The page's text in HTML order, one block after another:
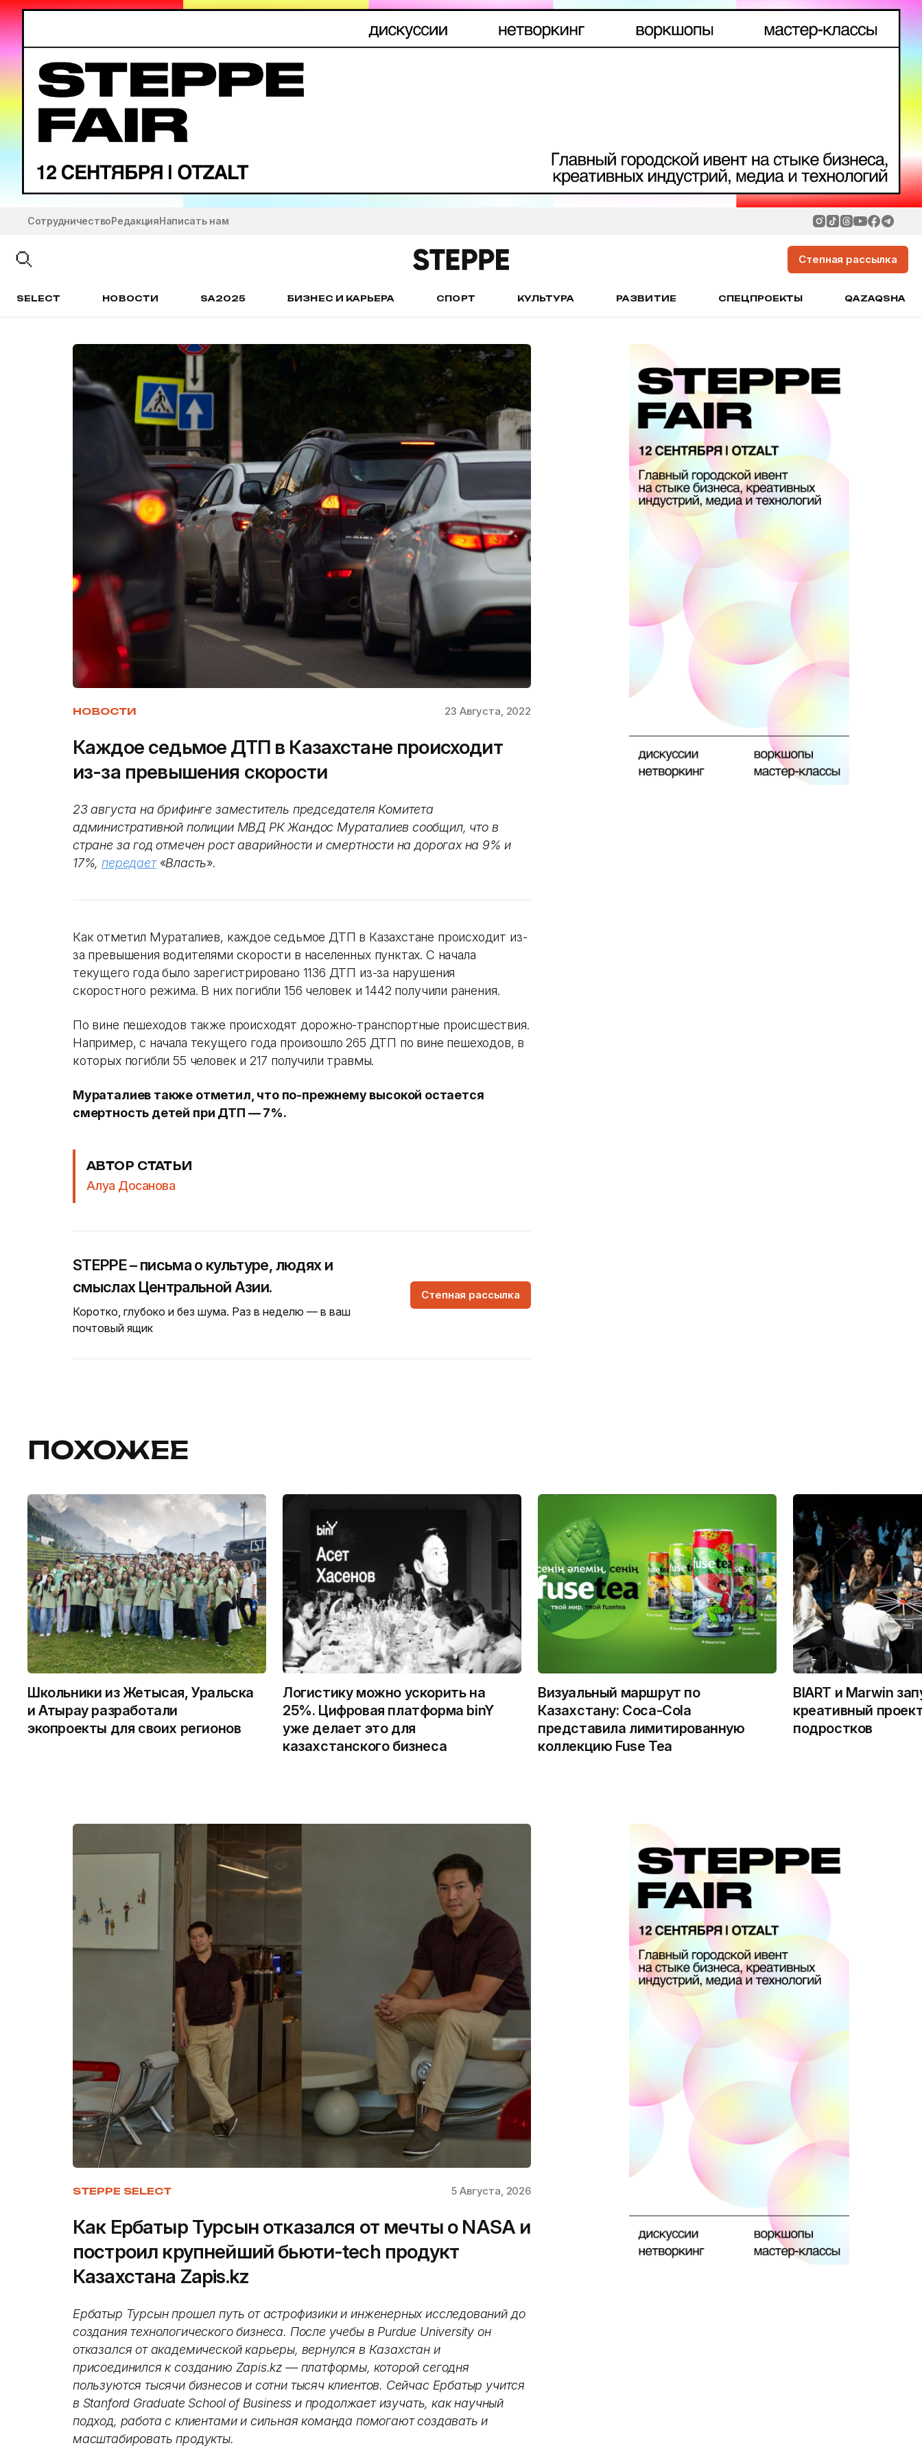
СотрудничествоРедакцияНаписать нам
Степная рассылка
SELECT НОВОСТИ SA2025 БИЗНЕС И КАРЬЕРА СПОРТ КУЛЬТУРА РАЗВИТИЕ СПЕЦПРОЕКТЫ QAZAQSHA
НОВОСТИ 23 Августа, 2022
Каждое седьмое ДТП в Казахстане происходит
из-за превышения скорости
23 августа на брифинге заместитель председателя Комитета
административной полиции МВД РК Жандос Мураталиев сообщил, что в
стране за год отмечен рост аварийности и смертности на дорогах на 9% и
17%,передает «Власть».
Как отметил Мураталиев, каждое седьмое ДТП в Казахстане происходит из-
за превышения водителями скорости в населенных пунктах. С начала
текущего года было зарегистрировано 1136 ДТП из-за нарушения
скоростного режима. В них погибли 156 человек и 1442 получили ранения.
По вине пешеходов также происходят дорожно-транспортные происшествия.
Например, с начала текущего года произошло 265 ДТП по вине пешеходов, в
которых погибли 55 человек и 217 получили травмы.
Мураталиев также отметил, что по-прежнему высокой остается
смертность детей при ДТП — 7%.
АВТОР СТАТЬИ
Алуа Досанова
STEPPE – письма о культуре, людях и
смыслах Центральной Азии.
Коротко, глубоко и без шума. Раз в неделю — в ваш
почтовый ящик
Степная рассылка
ПОХОЖЕЕ
Школьники из Жетысая, Уральска
и Атырау разработали
экопроекты для своих регионов
Логистику можно ускорить на
25%. Цифровая платформа binY
уже делает это для
казахстанского бизнеса
Визуальный маршрут по
Казахстану: Coca-Cola
представила лимитированную
коллекцию Fuse Tea
BIART и Marwin
креативный
подростков
STEPPE SELECT 5 Августа, 2026
Как Ербатыр Турсын отказался от мечты о NASA и
построил крупнейший бьюти-tech продукт
Казахстана Zapis.kz
Ербатыр Турсын прошел путь от астрофизики и инженерных исследований до
создания технологического бизнеса. После учебы в Purdue University он
отказался от академической карьеры, вернулся в Казахстан и
присоединился к созданию Zapis.kz — платформы, которой сегодня
пользуются тысячи бизнесов и сотни тысяч клиентов. Сейчас Ербатыр учится
в Stanford Graduate School of Business и продолжает изучать, как научный
подход, работа с клиентами и сильная команда помогают создавать и
масштабировать продукты.